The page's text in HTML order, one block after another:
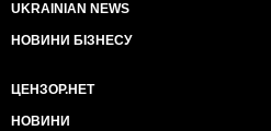
UKRAINIAN NEWS
НОВИНИ БІЗНЕСУ
ЦЕНЗОР.НЕТ
НОВИНИ